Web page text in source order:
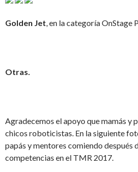
Golden Jet, en la categoría OnStage
Otras.
Agradecemos el apoyo que mamás y
chicos roboticistas. En la siguiente
papás y mentores comiendo después
competencias en el TMR 2017.